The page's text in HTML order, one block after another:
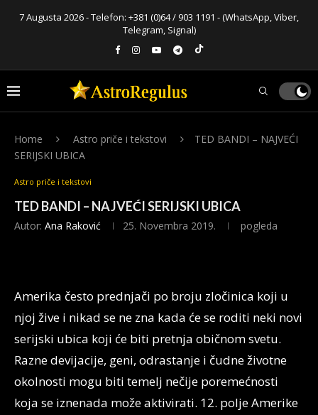
7 Augusta 2026 - Telefon: +381 (0)64 / 903 1191 - (WhatsApp, Viber,
Telegram, Signal)
Home Astro priče i tekstovi
TED BANDI – NAJVEĆI
SERIJSKI UBICA
Astro priče i tekstovi
TED BANDI – NAJVEĆI SERIJSKI UBICA
Autor: Ana Raković 25. Novembra 2019. pogleda
Amerika često prednjači po broju zločinica koji u
njoj žive i nikad se ne zna kada će se roditi neki novi
serijski ubica koji će biti pretnja običnom svetu.
Razne devijacije, geni, odrastanje i čudne životne
okolnosti mogu biti temelj nečije poremećnosti
koja se iznenada može aktivirati. 12. polje Amerike